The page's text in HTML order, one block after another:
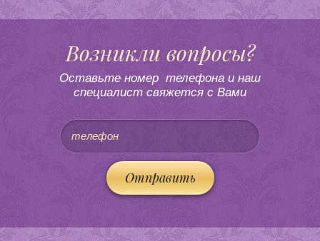
Возникли вопросы?
Оставьте номер телефона и наш
специалист свяжется с Вами
Отправить